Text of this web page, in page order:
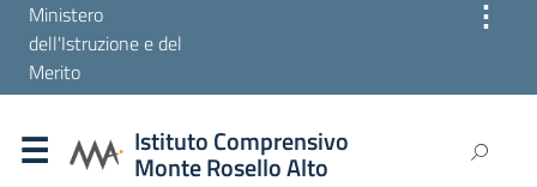
Ministero
dell'Istruzione e del
Merito
⋮
Istituto Comprensivo
Monte Rosello Alto